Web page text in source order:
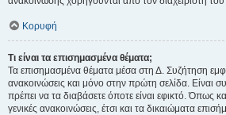
Κορυφή
Τι είναι τα επισημασμένα θέματα;
Τα επισημασμένα θέματα μέσα στη Δ. Συζήτηση
ανακοινώσεις και μόνο στην πρώτη σελίδα. Είναι
πρέπει να τα διαβάσετε όποτε είναι εφικτό. Όπως
γενικές ανακοινώσεις, έτσι και τα δικαιώματα